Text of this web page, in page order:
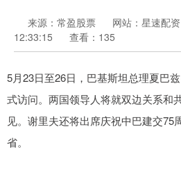
来源：常盈股票 网站：星速配资
12:33:15
查看：135
5月23日至26日，巴基斯坦总理夏巴
式访问。两国领导人将就双边关系和
见。谢里夫还将出席庆祝中巴建交75
省。